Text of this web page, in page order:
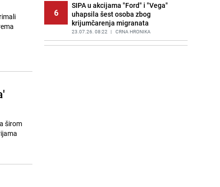
širom
6
SIPA u akcijama "Ford" i "Vega"
uhapsila šest osoba zbog
krijumčarenja migranata
23.07.26. 08:22 | CRNA HRONIKA